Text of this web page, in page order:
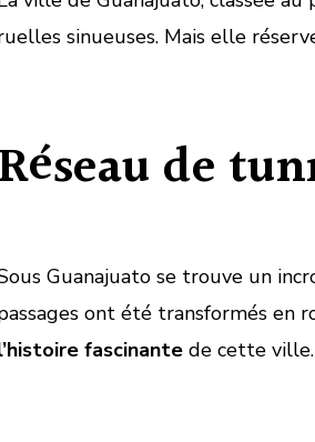
sinueuses. Mais elle
Réseau de
Guanajuato se trouve un
ont été transformés en
fascinante de cette ville.